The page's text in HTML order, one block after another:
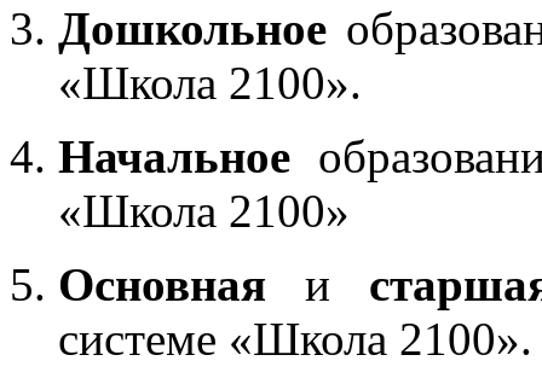
Дошкольное
«Школа 2100».
Начальное
«Школа 2100»
Основная и
системе «Школа 2100».